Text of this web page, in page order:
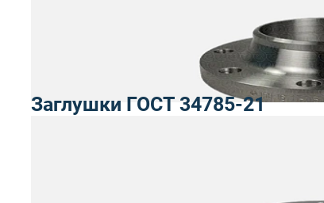
Заглушки ГОСТ 34785-21